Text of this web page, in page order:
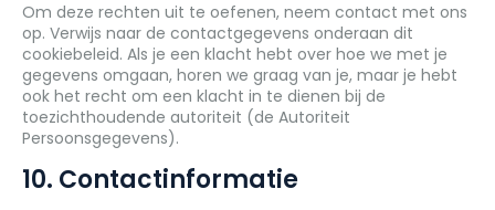
Om deze rechten uit te oefenen, neem contact met ons
op. Verwijs naar de contactgegevens onderaan dit
cookiebeleid. Als je een klacht hebt over hoe we met je
gegevens omgaan, horen we graag van je, maar je hebt
ook het recht om een klacht in te dienen bij de
toezichthoudende autoriteit (de Autoriteit
Persoonsgegevens).
10. Contactinformatie